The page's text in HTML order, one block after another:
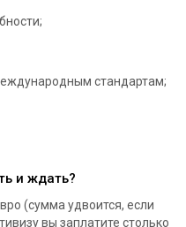
стандартам;
и ждать?
(сумма удвоится, если
вы заплатите столько